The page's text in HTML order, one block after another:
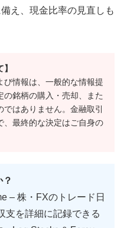
え、現金比率の見直しも
び情報は、一般的な情報提
銘柄の購入・売却、また
はありません。金融取引
、最終的な決定はご自身の
– 株・FXのトレード日
支を詳細に記録できる